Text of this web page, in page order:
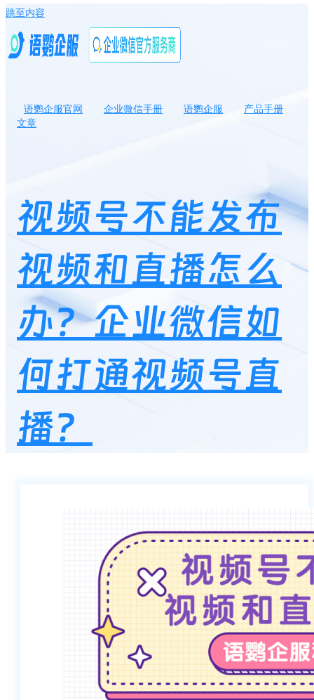
跳至内容
语鹦企服官网 企业微信手册 语鹦企服
产品手册
文章
视频号不能发布
视频和直播怎么
办？企业微信如
何打通视频号直
播？